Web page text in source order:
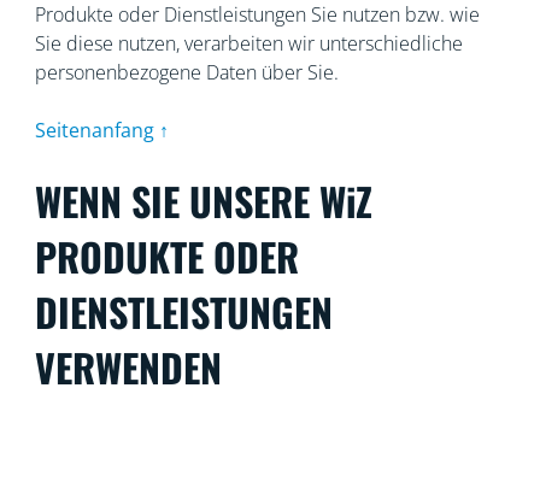
Produkte oder Dienstleistungen Sie nutzen bzw. wie
Sie diese nutzen, verarbeiten wir unterschiedliche
personenbezogene Daten über Sie.
Seitenanfang ↑
WENN SIE UNSERE WiZ
PRODUKTE ODER
DIENSTLEISTUNGEN
VERWENDEN